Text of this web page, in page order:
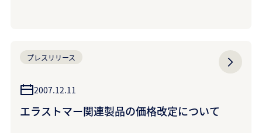
プレスリリース
2007.12.11
エラストマー関連製品の価格改定について